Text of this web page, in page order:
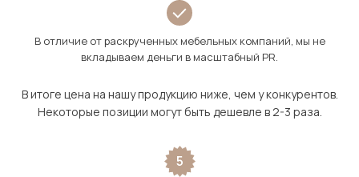
В отличие от раскрученных мебельных компаний, мы не
вкладываем деньги в масштабный PR.
В итоге цена на нашу продукцию ниже, чем у конкурентов.
Некоторые позиции могут быть дешевле в 2-3 раза.
5